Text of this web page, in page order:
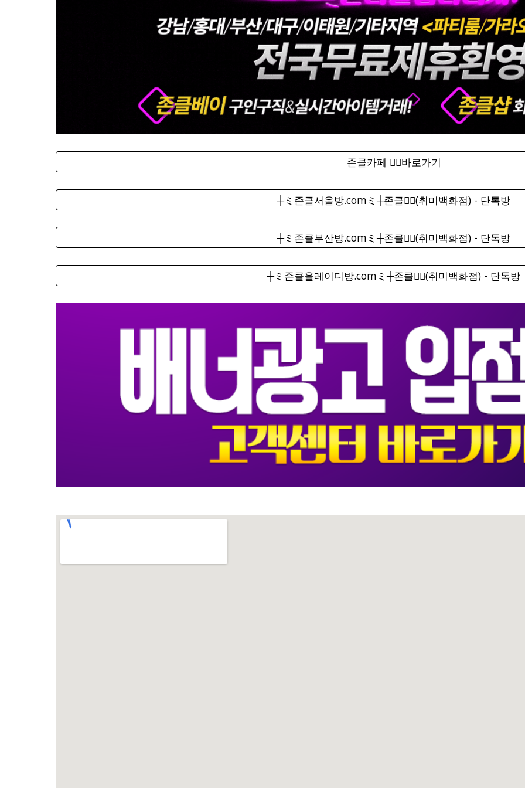
존클카페 ❤️‍🔥바로가기
┼ミ존클서울방.comミ┼존클❤️‍🔥(취미백화점) - 단톡방
┼ミ존클부산방.comミ┼존클❤️‍🔥(취미백화점) - 단톡방
┼ミ존클올레이디방.comミ┼존클❤️‍🔥(취미백화점) - 단톡방